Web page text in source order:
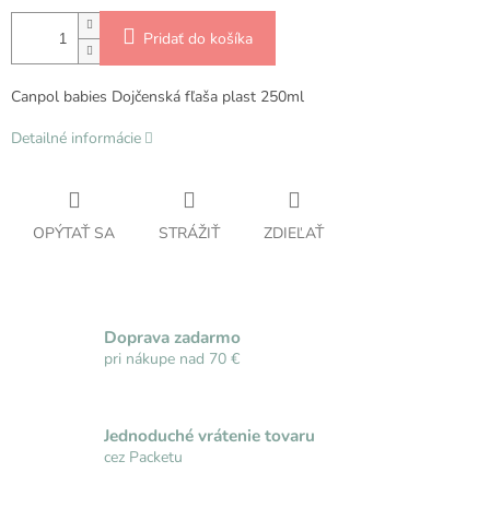
Pridať do košíka
Canpol babies Dojčenská fľaša plast 250ml
Detailné informácie
OPÝTAŤ SA STRÁŽIŤ ZDIEĽAŤ
Doprava zadarmo
pri nákupe nad 70 €
Jednoduché vrátenie tovaru
cez Packetu